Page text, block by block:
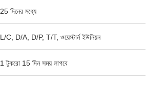
25 দিনের মধ্যে
L/C, D/A, D/P, T/T, ওয়েস্টার্ন ইউনিয়ন
1 টুকরো 15 দিন সময় লাগবে